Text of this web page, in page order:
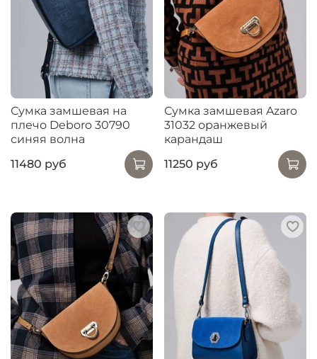
Сумка замшевая на
плечо Deboro 30790
синяя волна
11480 руб
Сумка замшевая Azaro
31032 оранжевый
карандаш
11250 руб